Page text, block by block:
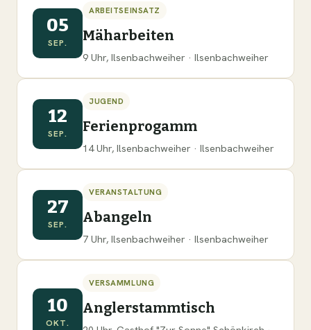
05
SEP.
ARBEITSEINSATZ
Mäharbeiten
9 Uhr, Ilsenbachweiher · Ilsenbachweiher
12
SEP.
JUGEND
Ferienprogamm
14 Uhr, Ilsenbachweiher · Ilsenbachweiher
27
SEP.
VERANSTALTUNG
Abangeln
7 Uhr, Ilsenbachweiher · Ilsenbachweiher
10
OKT.
VERSAMMLUNG
Anglerstammtisch